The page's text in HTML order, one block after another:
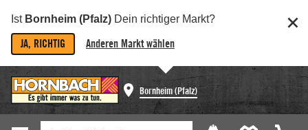
Ist Bornheim (Pfalz) Dein richtiger Markt?
JA, RICHTIG Anderen Markt wählen
Bornheim (Pfalz)